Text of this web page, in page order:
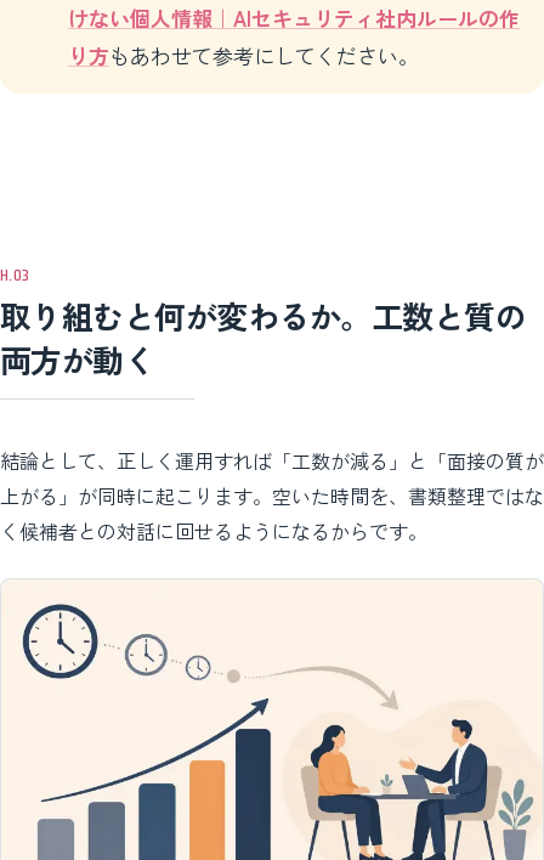
けない個人情報｜AIセキュリティ社内ルールの作
り方もあわせて参考にしてください。
取り組むと何が変わるか。工数と質の
両方が動く
結論として、正しく運用すれば「工数が減る」と「面接の質が
上がる」が同時に起こります。空いた時間を、書類整理ではな
く候補者との対話に回せるようになるからです。